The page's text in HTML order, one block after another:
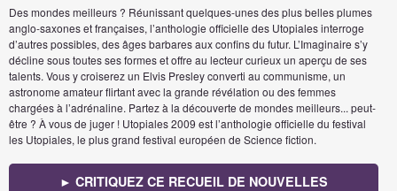
Des mondes meilleurs ? Réunissant quelques-unes des plus belles plumes
anglo-saxones et françaises, l’anthologie officielle des Utopiales interroge
d’autres possibles, des âges barbares aux confins du futur. L’Imaginaire s’y
décline sous toutes ses formes et offre au lecteur curieux un aperçu de ses
talents. Vous y croiserez un Elvis Presley converti au communisme, un
astronome amateur flirtant avec la grande révélation ou des femmes
chargées à l’adrénaline. Partez à la découverte de mondes meilleurs... peut-
être ? À vous de juger ! Utopiales 2009 est l’anthologie officielle du festival
les Utopiales, le plus grand festival européen de Science fiction.
► CRITIQUEZ CE RECUEIL DE NOUVELLES